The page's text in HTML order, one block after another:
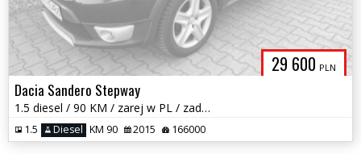
29 600 PLN
Dacia Sandero Stepway
1.5 diesel / 90 KM / zarej w PL / zadbany / możliwa zamiana
1.5 Diesel KM 90 2015 166000